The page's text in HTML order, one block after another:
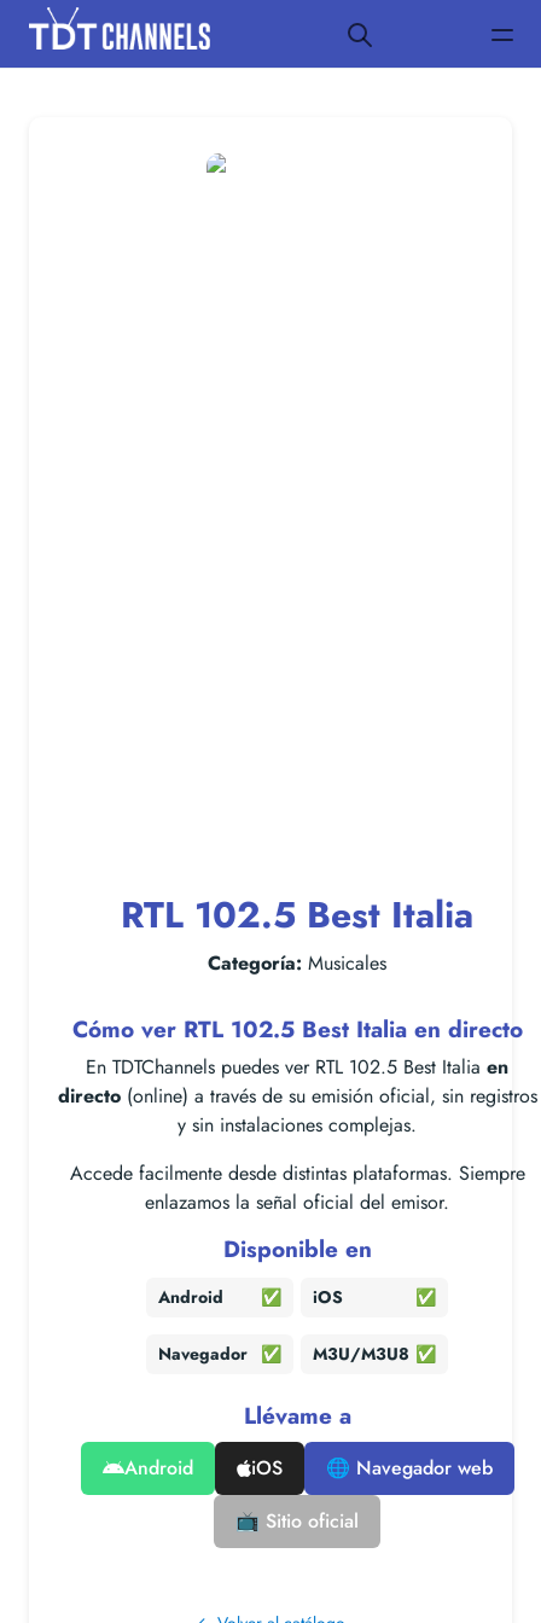
RTL 102.5 Best Italia
Categoría: Musicales
Cómo ver RTL 102.5 Best Italia en directo
En TDTChannels puedes ver RTL 102.5 Best Italia en
directo(online) a través de su emisión oficial, sin registros
y sin instalaciones complejas.
Accede facilmente desde distintas plataformas. Siempre
enlazamos la señal oficial del emisor.
Disponible en
Android ✅ iOS ✅
Navegador ✅ M3U/M3U8 ✅
Llévame a
Android iOS
🌐 Navegador web
📺 Sitio oficial